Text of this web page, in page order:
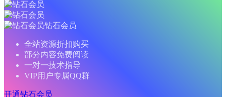
钻石会员
全站资源折扣购买
部分内容免费阅读
一对一技术指导
VIP用户专属QQ群
开通钻石会员